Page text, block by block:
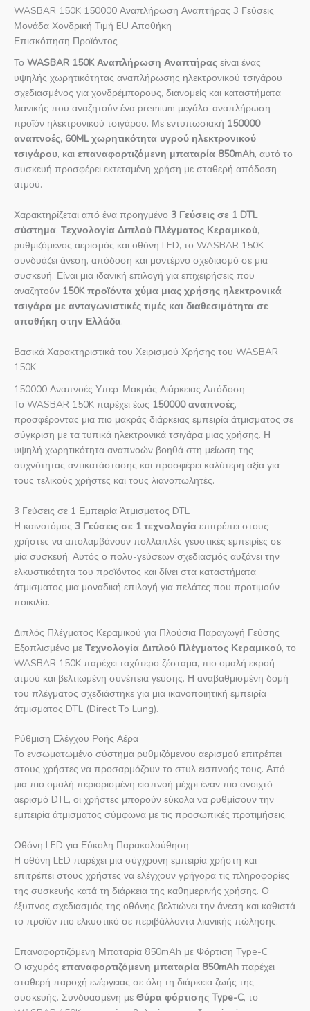
WASBAR 150K 150000 Αναπλήρωση Αναπτήρας 3 Γεύσεις
Μονάδα Χονδρική Τιμή EU Αποθήκη
Επισκόπηση Προϊόντος
Το WASBAR 150K Αναπλήρωση Αναπτήρας είναι ένας
υψηλής χωρητικότητας αναπλήρωσης ηλεκτρονικού τσιγάρου
σχεδιασμένος για χονδρέμπορους, διανομείς και καταστήματα
λιανικής που αναζητούν ένα premium μεγάλο-αναπλήρωση
προϊόν ηλεκτρονικού τσιγάρου. Με εντυπωσιακή 150000
αναπνοές, 60ML χωρητικότητα υγρού ηλεκτρονικού
τσιγάρου, και επαναφορτιζόμενη μπαταρία 850mAh, αυτό το
συσκευή προσφέρει εκτεταμένη χρήση με σταθερή απόδοση
ατμού.
Χαρακτηρίζεται από ένα προηγμένο 3 Γεύσεις σε 1 DTL
σύστημα, Τεχνολογία Διπλού Πλέγματος Κεραμικού,
ρυθμιζόμενος αερισμός και οθόνη LED, το WASBAR 150K
συνδυάζει άνεση, απόδοση και μοντέρνο σχεδιασμό σε μια
συσκευή. Είναι μια ιδανική επιλογή για επιχειρήσεις που
αναζητούν 150K προϊόντα χύμα μιας χρήσης ηλεκτρονικά
τσιγάρα με ανταγωνιστικές τιμές και διαθεσιμότητα σε
αποθήκη στην Ελλάδα.
Βασικά Χαρακτηριστικά του Χειρισμού Χρήσης του WASBAR
150K
150000 Αναπνοές Υπερ-Μακράς Διάρκειας Απόδοση
Το WASBAR 150K παρέχει έως 150000 αναπνοές,
προσφέροντας μια πιο μακράς διάρκειας εμπειρία άτμισματος σε
σύγκριση με τα τυπικά ηλεκτρονικά τσιγάρα μιας χρήσης. Η
υψηλή χωρητικότητα αναπνοών βοηθά στη μείωση της
συχνότητας αντικατάστασης και προσφέρει καλύτερη αξία για
τους τελικούς χρήστες και τους λιανοπωλητές.
3 Γεύσεις σε 1 Εμπειρία Άτμισματος DTL
Η καινοτόμος 3 Γεύσεις σε 1 τεχνολογία επιτρέπει στους
χρήστες να απολαμβάνουν πολλαπλές γευστικές εμπειρίες σε
μία συσκευή. Αυτός ο πολυ-γεύσεων σχεδιασμός αυξάνει την
ελκυστικότητα του προϊόντος και δίνει στα καταστήματα
άτμισματος μια μοναδική επιλογή για πελάτες που προτιμούν
ποικιλία.
Διπλός Πλέγματος Κεραμικού για Πλούσια Παραγωγή Γεύσης
Εξοπλισμένο με Τεχνολογία Διπλού Πλέγματος Κεραμικού, το
WASBAR 150K παρέχει ταχύτερο ζέσταμα, πιο ομαλή εκροή
ατμού και βελτιωμένη συνέπεια γεύσης. Η αναβαθμισμένη δομή
του πλέγματος σχεδιάστηκε για μια ικανοποιητική εμπειρία
άτμισματος DTL (Direct To Lung).
Ρύθμιση Ελέγχου Ροής Αέρα
Το ενσωματωμένο σύστημα ρυθμιζόμενου αερισμού επιτρέπει
στους χρήστες να προσαρμόζουν το στυλ εισπνοής τους. Από
μια πιο ομαλή περιορισμένη εισπνοή μέχρι έναν πιο ανοιχτό
αερισμό DTL, οι χρήστες μπορούν εύκολα να ρυθμίσουν την
εμπειρία άτμισματος σύμφωνα με τις προσωπικές προτιμήσεις.
Οθόνη LED για Εύκολη Παρακολούθηση
Η οθόνη LED παρέχει μια σύγχρονη εμπειρία χρήστη και
επιτρέπει στους χρήστες να ελέγχουν γρήγορα τις πληροφορίες
της συσκευής κατά τη διάρκεια της καθημερινής χρήσης. Ο
έξυπνος σχεδιασμός της οθόνης βελτιώνει την άνεση και καθιστά
το προϊόν πιο ελκυστικό σε περιβάλλοντα λιανικής πώλησης.
Επαναφορτιζόμενη Μπαταρία 850mAh με Φόρτιση Type-C
Ο ισχυρός επαναφορτιζόμενη μπαταρία 850mAh παρέχει
σταθερή παροχή ενέργειας σε όλη τη διάρκεια ζωής της
συσκευής. Συνδυασμένη με Θύρα φόρτισης Type-C, το